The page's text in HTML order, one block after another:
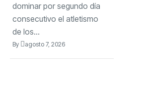
dominar por segundo día
consecutivo el atletismo
de los...
By agosto 7, 2026